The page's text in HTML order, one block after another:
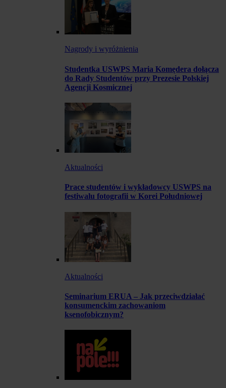
Nagrody i wyróżnienia
Studentka USWPS Maria Komędera dołącza
do Rady Studentów przy Prezesie Polskiej
Agencji Kosmicznej
Aktualności
Prace studentów i wykładowcy USWPS na
festiwalu fotografii w Korei Południowej
Aktualności
Seminarium ERUA – Jak przeciwdziałać
konsumenckim zachowaniom
ksenofobicznym?